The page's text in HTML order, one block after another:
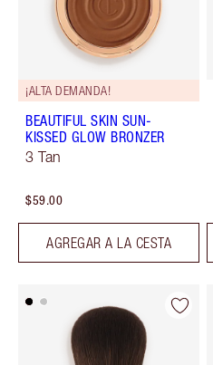
¡ALTA DEMANDA!
BEAUTIFUL SKIN SUN-
KISSED GLOW BRONZER
3 Tan
$59.00
AGREGAR A LA CESTA